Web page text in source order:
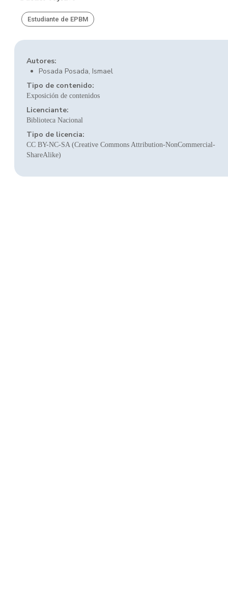
Estudiante de EPBM
Autores:
Posada Posada, Ismael
Tipo de contenido:
Exposición de contenidos
Licenciante:
Biblioteca Nacional
Tipo de licencia:
CC BY-NC-SA (Creative Commons Attribution-NonCommercial-
ShareAlike)